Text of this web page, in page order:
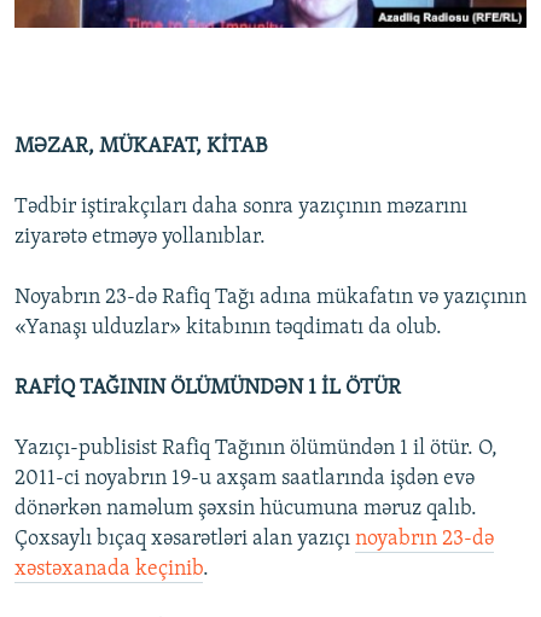
MƏZAR, MÜKAFAT, KİTAB
Tədbir iştirakçıları daha sonra yazıçının məzarını
ziyarətə etməyə yollanıblar.
Noyabrın 23-də Rafiq Tağı adına mükafatın və yazıçının
«Yanaşı ulduzlar» kitabının təqdimatı da olub.
RAFİQ TAĞININ ÖLÜMÜNDƏN 1 İL ÖTÜR
Yazıçı-publisist Rafiq Tağının ölümündən 1 il ötür. O,
2011-ci noyabrın 19-u axşam saatlarında işdən evə
dönərkən naməlum şəxsin hücumuna məruz qalıb.
Çoxsaylı bıçaq xəsarətləri alan yazıçı noyabrın 23-də
xəstəxanada keçinib.